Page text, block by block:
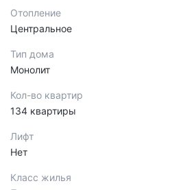
Отопление
Центральное
Тип дома
Монолит
Кол-во квартир
134 квартиры
Лифт
Нет
Класс жилья